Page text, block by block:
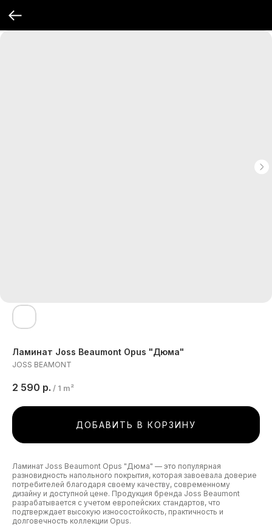
Ламинат Joss Beaumont Opus "Дюма"
JOSS BEAMONT
2 590 р. / 1 m²
ДОБАВИТЬ В КОРЗИНУ
Ламинат Joss Beaumont Opus "Дюма" — это популярная
разновидность напольного покрытия, которая завоевала доверие
потребителей благодаря своему качеству, современному
дизайну и доступной цене. Продукция бренда Joss Beaumont
разрабатывается с учетом европейских стандартов, что
подтверждает высокую износостойкость, практичность и
долговечность коллекции Opus.